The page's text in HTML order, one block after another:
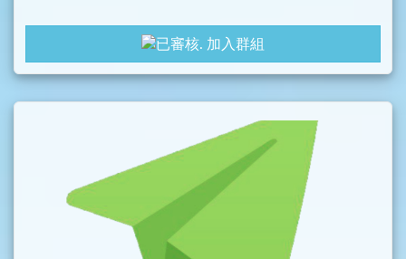
加入群組